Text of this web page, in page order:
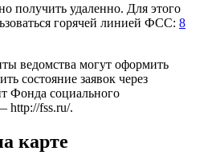
получить удаленно. Для этого
горячей линией ФСС: 8
ведомства могут оформить
состояние заявок через
Фонда социального
http://fss.ru/.
карте